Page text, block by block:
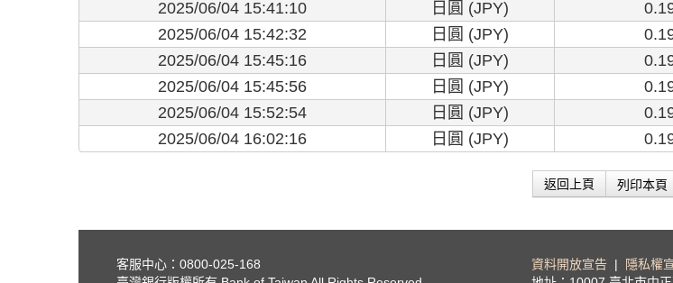
2025/06/04 15:41:10
日圓 (JPY)
2025/06/04 15:42:32
日圓 (JPY)
2025/06/04 15:45:16
日圓 (JPY)
2025/06/04 15:45:56
日圓 (JPY)
2025/06/04 15:52:54
日圓 (JPY)
2025/06/04 16:02:16
日圓 (JPY)
返回上頁 列印本頁
客服中心：0800-025-168
資料開放宣告 | 隱私權